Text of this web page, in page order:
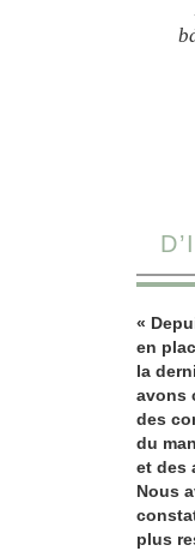
«
en
la
avons
des
du
et des
Nous
plus